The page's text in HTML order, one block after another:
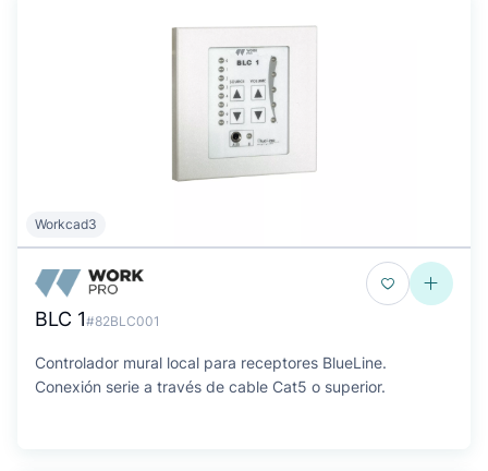
Workcad3
BLC 1#82BLC001
Controlador mural local para receptores BlueLine.
Conexión serie a través de cable Cat5 o superior.